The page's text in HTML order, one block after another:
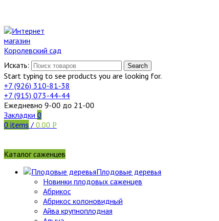
Искать: Search
Start typing to see products you are looking for.
+7 (926) 310-81-38
+7 (915) 073-44-44
Ежедневно 9-00 до 21-00
Закладки 0
0 items / 0.00 Р
Каталог саженцев
Плодовые деревья
Новинки плодовых саженцев
Абрикос
Абрикос колоновидный
Айва крупноплодная